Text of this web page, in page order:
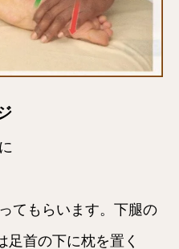
てもらいます。下腿の
足首の下に枕を置く